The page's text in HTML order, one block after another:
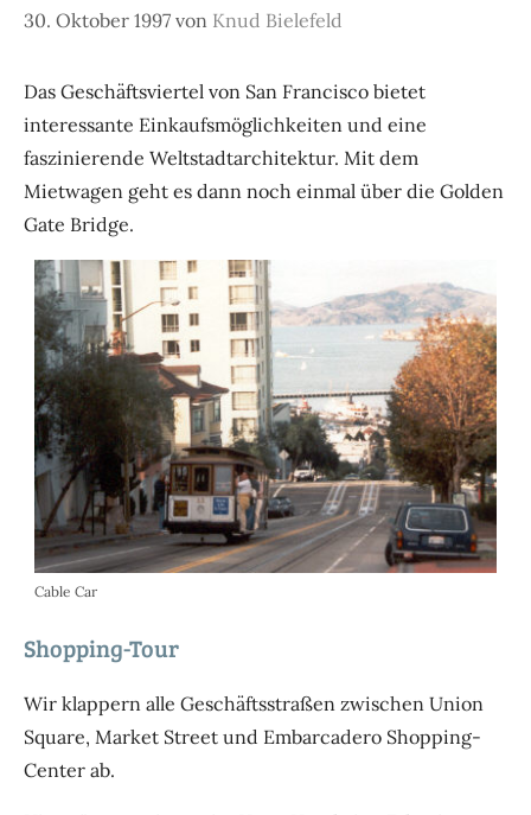
30. Oktober 1997 von Knud Bielefeld
Das Geschäftsviertel von San Francisco bietet
interessante Einkaufsmöglichkeiten und eine
faszinierende Weltstadtarchitektur. Mit dem
Mietwagen geht es dann noch einmal über die Golden
Gate Bridge.
Cable Car
Shopping-Tour
Wir klappern alle Geschäftsstraßen zwischen Union
Square, Market Street und Embarcadero Shopping-
Center ab.